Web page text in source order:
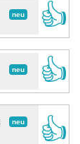
neu
👍
neu
👍
neu 👍